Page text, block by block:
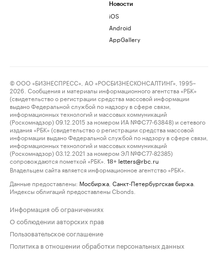
Новости
iOS
Android
AppGallery
© ООО «БИЗНЕСПРЕСС», АО «РОСБИЗНЕСКОНСАЛТИНГ», 1995–
2026. Сообщения и материалы информационного агентства «РБК»
(свидетельство о регистрации средства массовой информации
выдано Федеральной службой по надзору в сфере связи,
информационных технологий и массовых коммуникаций
(Роскомнадзор) 09.12.2015 за номером ИА №ФС77-63848) и сетевого
издания «РБК» (свидетельство о регистрации средства массовой
информации выдано Федеральной службой по надзору в сфере связи,
информационных технологий и массовых коммуникаций
(Роскомнадзор) 03.12.2021 за номером ЭЛ №ФС77-82385)
сопровождаются пометкой «РБК».
18+ letters@rbc.ru
Владельцем сайта является информационное агентство «РБК».
Данные предоставлены: Мосбиржа Санкт-Петербургская биржа
Индексы облигаций предоставлены Cbonds.
Информация об ограничениях
О соблюдении авторских прав
Пользовательское соглашение
Политика в отношении обработки персональных данных